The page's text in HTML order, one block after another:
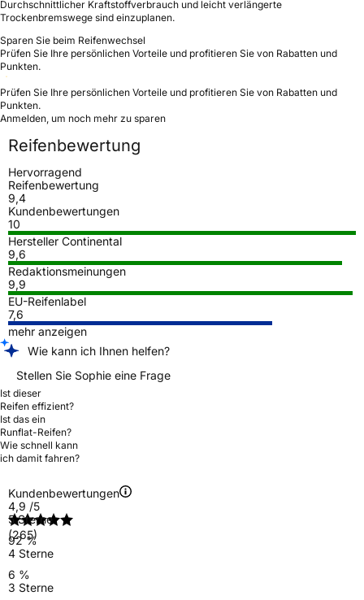
Durchschnittlicher Kraftstoffverbrauch und leicht verlängerte
Trockenbremswege sind einzuplanen.
Sparen Sie beim Reifenwechsel
Prüfen Sie Ihre persönlichen Vorteile und profitieren Sie von Rabatten und
Punkten.
Prüfen Sie Ihre persönlichen Vorteile und profitieren Sie von Rabatten und
Punkten.
Anmelden, um noch mehr zu sparen
Reifenbewertung
Hervorragend
Reifenbewertung
9,4
Kundenbewertungen
10
Hersteller Continental
9,6
Redaktionsmeinungen
9,9
EU-Reifenlabel
7,6
mehr anzeigen
Wie kann ich Ihnen helfen?
Stellen Sie Sophie eine Frage
Ist dieser
Reifen effizient?
Ist das ein
Runflat-Reifen?
Wie schnell kann
ich damit fahren?
Kundenbewertungen
4,9 /5
(265)
5 Sterne
92 %
4 Sterne
6 %
3 Sterne